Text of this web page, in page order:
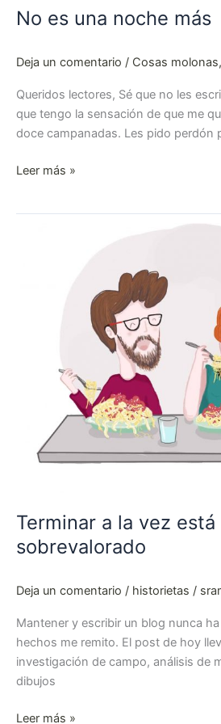
No es una noche más
Deja un comentario / Cosas molonas,
Queridos lectores, Sé que no les
que tengo la sensación de que me
doce campanadas. Les pido perdón
Leer más »
Terminar a la vez está
sobrevalorado
Deja un comentario / historietas /
Mantener y escribir un blog nunca
hechos me remito. El post de hoy
investigación de campo, análisis de
dibujos
sobrevalorado
Leer más »